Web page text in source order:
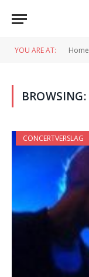
YOU ARE AT: Home
BROWSING:
CONCERTVERSLAG